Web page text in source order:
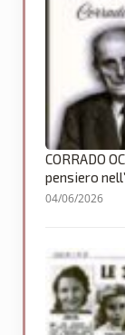
CORRADO
pensiero
04/06/2026